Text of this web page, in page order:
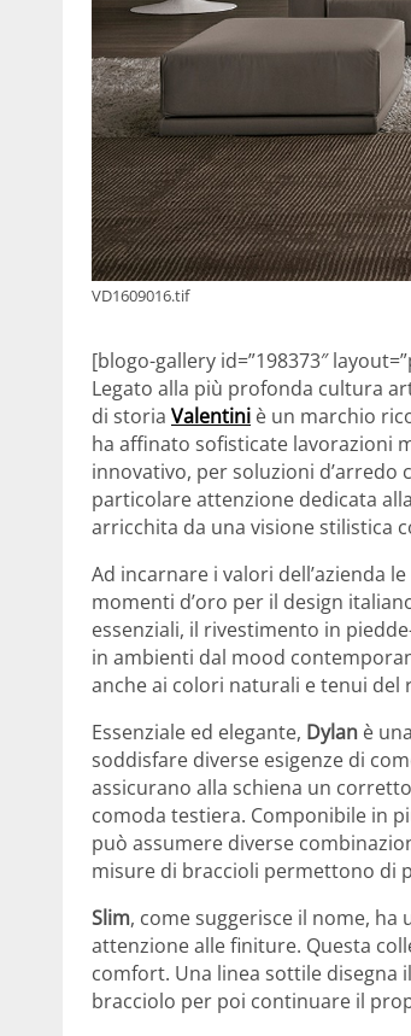
VD1609016.tif
[blogo-gallery id=”198373″
Legato alla più profonda cultura
di storia Valentini è un marchio
ha affinato sofisticate lavorazioni
innovativo, per soluzioni d’arredo
particolare attenzione dedicata
arricchita da una visione stilistica
Ad incarnare i valori dell’azienda
momenti d’oro per il design
essenziali, il rivestimento in
in ambienti dal mood
anche ai colori naturali e tenui del
Essenziale ed elegante, Dylan è
soddisfare diverse esigenze di
assicurano alla schiena un
comoda testiera. Componibile in
può assumere diverse
misure di braccioli permettono di
Slim, come suggerisce il nome,
attenzione alle finiture. Questa
comfort. Una linea sottile disegna
bracciolo per poi continuare il